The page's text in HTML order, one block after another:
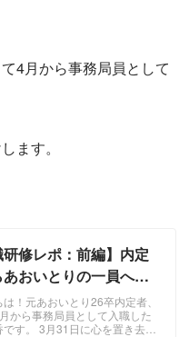
4月から事務局員として
ます。
研修レポ：前編】内定
おいとりの一員へ、
くる3日間！ | あおい
会社
は！元あおいとり26卒内定者、
から事務局員として入職した
す。 3月31日に心を置き去り